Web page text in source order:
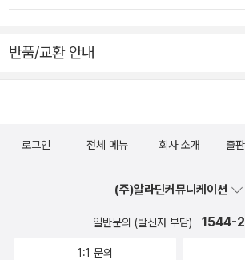
음은 탄생, 끝은 죽음의 한 사이클에 머무는
입술이 벌어지는 ㅇ과 닫히는 ㅇ을 / 소리
칠 줄 모”르는데 눈 속에서 “토성의 고리가
을 생각”한단다. (<양피지의 밤>) 이 죽음
악. 아예 시의 제목을 <해변의 아인슈타인
쓴 것 같은데, 필립 글래스의 작품을 듣는 일
어느 단계에 오르지 않은 나 같은 이들에게
런지 “검은 지구의 밤하늘이 조금 더 / 검어
서 발견하고 언제 이 책을 샀던가, 혼자 웃었
지 않는다. 2018년 맨부커상 수상작 『밀크
그래도 괜찮다. 10월의 절반 이상이 흘렀고
로를 생각한다. 다른 곳에서 서로를 생각하는
벽한 충만함을 느낀다. 우울은 접어두고 친
과 페이퍼의 책과 다른 이유는 구입한후 읽
니 올해는 페이블즈를 읽어야할것 같아요.
재미있어서 다음책도 구입. 구입한 요
오북은 처음이었는데, 좋았어요. 완결을 기다리는 시리즈 만
는 다 좋지만, 특히 표지가 넘 포근해서 읽고
서 첫구매했는데, 읽다보니 재미있네요. 내년에 호이안 여행
계획이 있어서 구입한 여행책자들.원래 일본
반품/교환 안내
로그인 전체 메뉴 회사 소개 출
(주)알라딘커뮤니케이션
일반문의 (발신자 부담) 1544-
1:1 문의